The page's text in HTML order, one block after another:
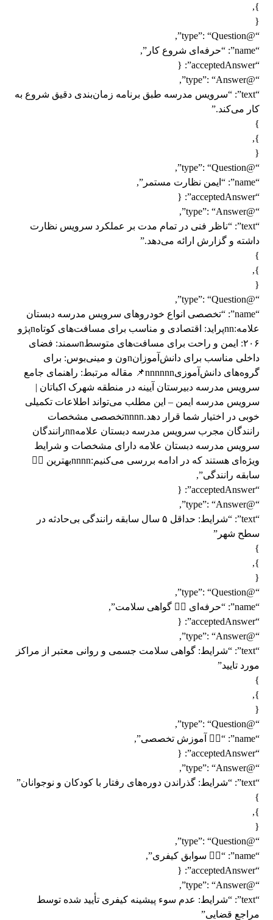
},
{
“@type”: “Question”,
“name”: “حرفه‌ای شروع کار”,
“acceptedAnswer”: {
“@type”: “Answer”,
“text”: “سرویس مدرسه طبق برنامه زمان‌بندی دقیق شروع به
کار می‌کند.”
}
},
{
“@type”: “Question”,
“name”: “ایمن نظارت مستمر”,
“acceptedAnswer”: {
“@type”: “Answer”,
“text”: “ناظر فنی در تمام مدت بر عملکرد سرویس نظارت
داشته و گزارش ارائه می‌دهد.”
}
},
{
“@type”: “Question”,
“name”: “تخصصی انواع خودروهای سرویس مدرسه دبستان
علامه:nnپراید: اقتصادی و مناسب برای مسافت‌های کوتاهnپژو
۲۰۶: ایمن و راحت برای مسافت‌های متوسطnسمند: فضای
داخلی مناسب برای دانش‌آموزانnون و مینی‌بوس: برای
گروه‌های دانش‌آموزیnnnnnn📌 مقاله مرتبط: راهنمای جامع
سرویس مدرسه دبیرستان آیینه در منطقه شهرک اکباتان |
سرویس مدرسه ایمن – این مطلب می‌تواند اطلاعات تکمیلی
خوبی در اختیار شما قرار دهد.nnnnتخصصی مشخصات
رانندگان مجرب سرویس مدرسه دبستان علامهnnرانندگان
سرویس مدرسه دبستان علامه دارای مشخصات و شرایط
ویژه‌ای هستند که در ادامه بررسی می‌کنیم:nnnnبهترین 👨‍✈️
سابقه رانندگی”,
“acceptedAnswer”: {
“@type”: “Answer”,
“text”: “شرایط: حداقل ۵ سال سابقه رانندگی بی‌حادثه در
سطح شهر”
}
},
{
“@type”: “Question”,
“name”: “حرفه‌ای 👨‍✈️ گواهی سلامت”,
“acceptedAnswer”: {
“@type”: “Answer”,
“text”: “شرایط: گواهی سلامت جسمی و روانی معتبر از مراکز
مورد تایید”
}
},
{
“@type”: “Question”,
“name”: “👨‍✈️ آموزش تخصصی”,
“acceptedAnswer”: {
“@type”: “Answer”,
“text”: “شرایط: گذراندن دوره‌های رفتار با کودکان و نوجوانان”
}
},
{
“@type”: “Question”,
“name”: “👨‍✈️ سوابق کیفری”,
“acceptedAnswer”: {
“@type”: “Answer”,
“text”: “شرایط: عدم سوء پیشینه کیفری تأیید شده توسط
مراجع قضایی”